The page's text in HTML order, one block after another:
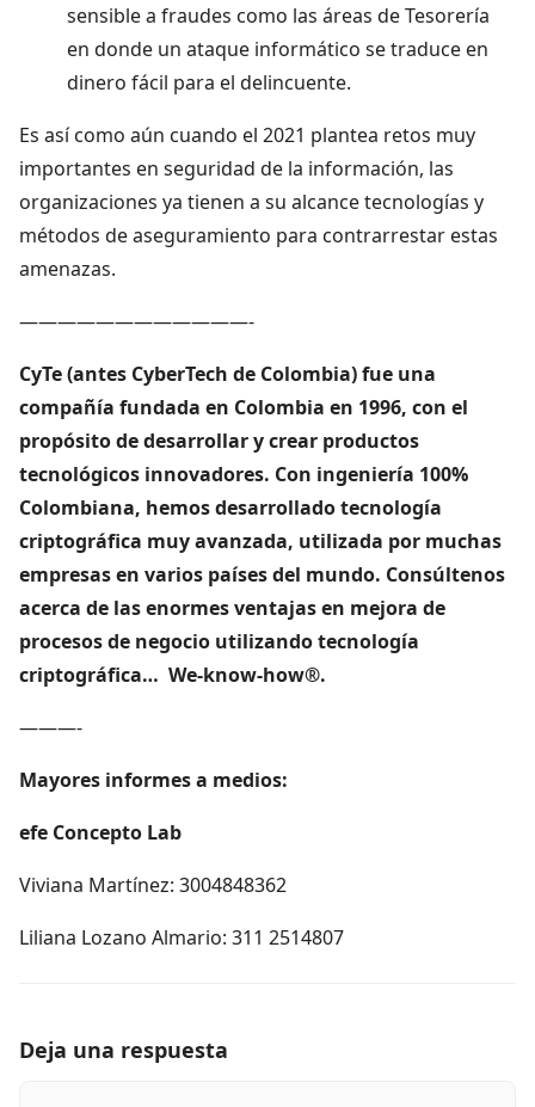
sensible a fraudes como las áreas de Tesorería
en donde un ataque informático se traduce en
dinero fácil para el delincuente.
Es así como aún cuando el 2021 plantea retos muy
importantes en seguridad de la información, las
organizaciones ya tienen a su alcance tecnologías y
métodos de aseguramiento para contrarrestar estas
amenazas.
————————————-
CyTe (antes CyberTech de Colombia) fue una
compañía fundada en Colombia en 1996, con el
propósito de desarrollar y crear productos
tecnológicos innovadores. Con ingeniería 100%
Colombiana, hemos desarrollado tecnología
criptográfica muy avanzada, utilizada por muchas
empresas en varios países del mundo. Consúltenos
acerca de las enormes ventajas en mejora de
procesos de negocio utilizando tecnología
criptográfica… We-know-how®.
———-
Mayores informes a medios:
efe Concepto Lab
Viviana Martínez: 3004848362
Liliana Lozano Almario: 311 2514807
Deja una respuesta